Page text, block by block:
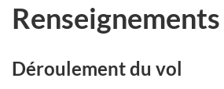
Déroulement du vol